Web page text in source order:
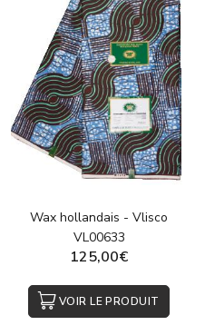
Wax hollandais - Vlisco
VL00633
125,00€
VOIR LE PRODUIT